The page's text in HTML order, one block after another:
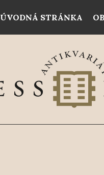
ÚVODNÁ STRÁNKA